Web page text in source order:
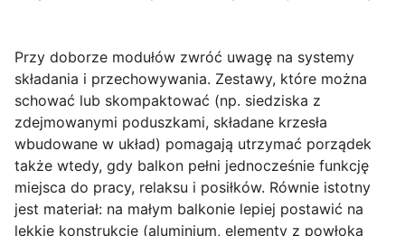
Przy doborze modułów zwróć uwagę na systemy
składania i przechowywania. Zestawy, które można
schować lub skompaktować (np. siedziska z
zdejmowanymi poduszkami, składane krzesła
wbudowane w układ) pomagają utrzymać porządek
także wtedy, gdy balkon pełni jednocześnie funkcję
miejsca do pracy, relaksu i posiłków. Równie istotny
jest materiał: na małym balkonie lepiej postawić na
lekkie konstrukcje (aluminium, elementy z powłoką